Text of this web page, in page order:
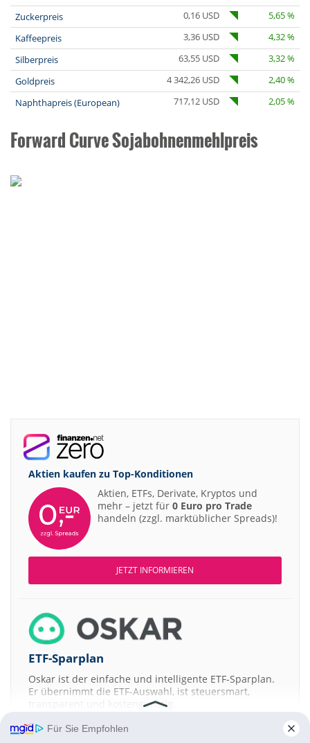
Zuckerpreis 0,16 USD
5,65 %
Kaffeepreis
3,36 USD
4,32 %
Silberpreis
63,55 USD
3,32 %
Goldpreis
4 342,26 USD
2,40 %
Naphthapreis (European)
717,12 USD 2,05 %
Forward Curve Sojabohnenmehlpreis
Aktien kaufen zu Top-Konditionen
Aktien, ETFs, Derivate, Kryptos und
mehr – jetzt für 0 Euro pro Trade
handeln (zzgl. marktüblicher Spreads)!
JETZT INFORMIEREN
ETF-Sparplan
Oskar ist der einfache und intelligente ETF-Sparplan.
Er übernimmt die ETF-Auswahl, ist steuersmart,
transparent und kostengünstig.
JETZT MEHR ERFAHREN
Für Sie Empfohlen